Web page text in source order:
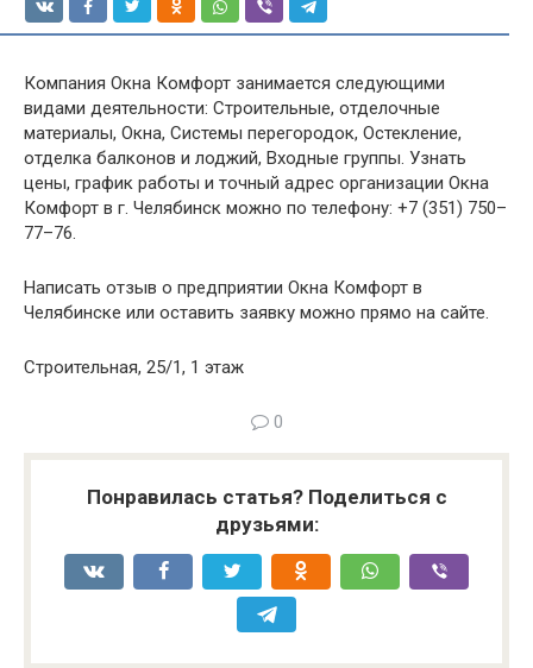
Компания Окна Комфорт занимается следующими
видами деятельности: Строительные, отделочные
материалы, Окна, Системы перегородок, Остекление,
отделка балконов и лоджий, Входные группы. Узнать
цены, график работы и точный адрес организации Окна
Комфорт в г. Челябинск можно по телефону: +7 (351) 750–
77–76.
Написать отзыв о предприятии Окна Комфорт в
Челябинске или оставить заявку можно прямо на сайте.
Строительная, 25/1, 1 этаж
0
Понравилась статья? Поделиться с
друзьями: